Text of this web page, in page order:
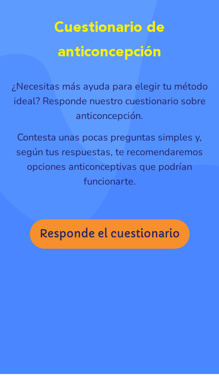
Cuestionario de
anticoncepción
¿Necesitas más ayuda para elegir tu método
ideal? Responde nuestro cuestionario sobre
anticoncepción.
Contesta unas pocas preguntas simples y,
según tus respuestas, te recomendaremos
opciones anticonceptivas que podrían
funcionarte.
Responde el cuestionario